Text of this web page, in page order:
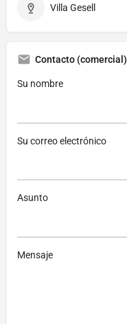
Villa Gesell
Contacto (comercial)
Su nombre
Su correo electrónico
Asunto
Mensaje